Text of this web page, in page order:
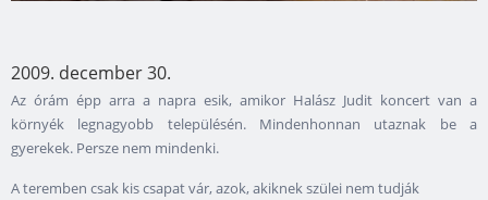
2009. december 30.
Az órám épp arra a napra esik, amikor Halász Judit koncert van a
környék legnagyobb településén. Mindenhonnan utaznak be a
gyerekek. Persze nem mindenki.
A teremben csak kis csapat vár, azok, akiknek szülei nem tudják